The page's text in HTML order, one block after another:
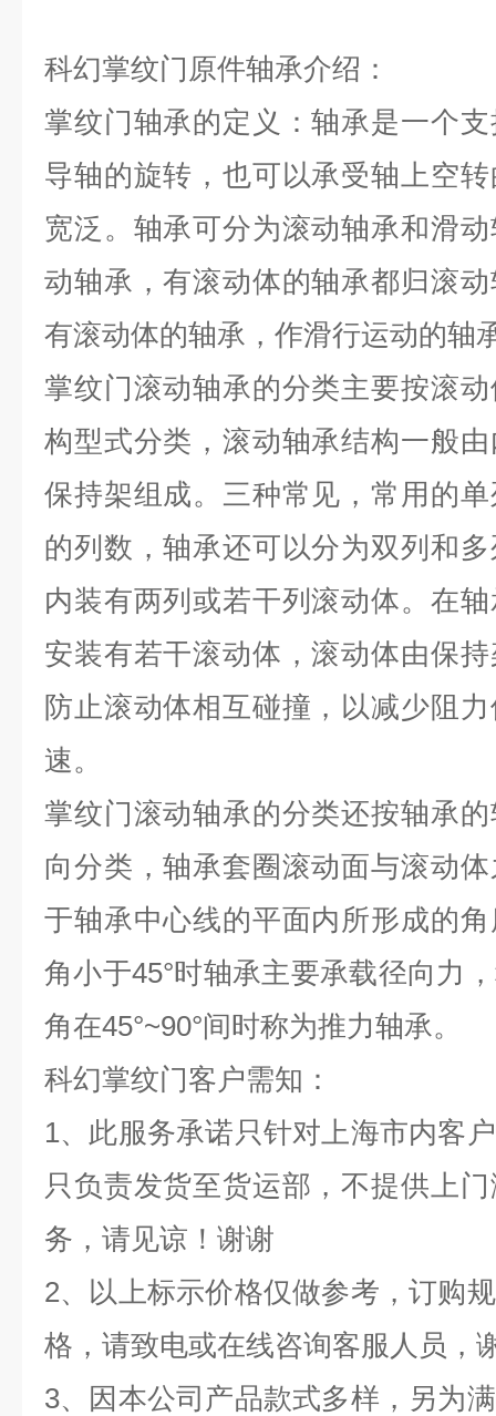
科幻掌纹门原件轴承介绍：
掌纹门轴承的定义：轴承是一个
导轴的旋转，也可以承受轴上空
宽泛。轴承可分为滚动轴承和滑
动轴承，有滚动体的轴承都归滚
有滚动体的轴承，作滑行运动的轴
掌纹门滚动轴承的分类主要按滚
构型式分类，滚动轴承结构一般
保持架组成。三种常见，常用的
的列数，轴承还可以分为双列和
内装有两列或若干列滚动体。在
安装有若干滚动体，滚动体由保
防止滚动体相互碰撞，以减少阻
速。
掌纹门滚动轴承的分类还按轴承
向分类，轴承套圈滚动面与滚动
于轴承中心线的平面内所形成的
角小于45°时轴承主要承载径向力
角在45°~90°间时称为推力轴承。
科幻掌纹门客户需知：
1、此服务承诺只针对上海市内客
只负责发货至货运部，不提供上
务，请见谅！谢谢
2、以上标示价格仅做参考，订购
格，请致电或在线咨询客服人员，
3、因本公司产品款式多样，另为